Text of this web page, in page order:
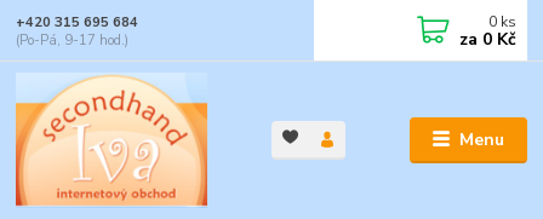
Menu
+420 315 695 684
(Po-Pá, 9-17 hod.)
0 ks
za 0 Kč